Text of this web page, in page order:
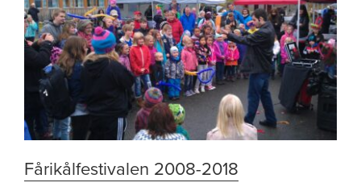
Fårikålfestivalen 2008-2018